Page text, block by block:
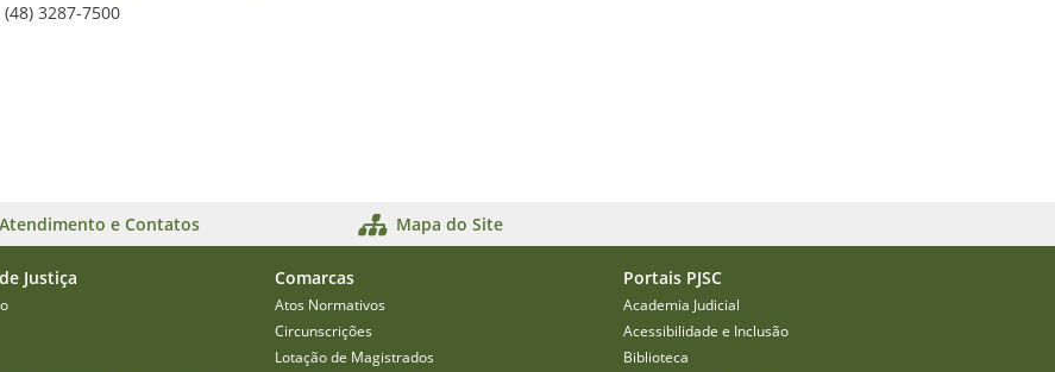
3287-7500
Atendimento e Contatos Mapa do Site
Justiça Comarcas
Atos Normativos
Circunscrições
Lotação de Magistrados
Portais PJSC
Academia Judicial
Acessibilidade e Inclusão
Biblioteca